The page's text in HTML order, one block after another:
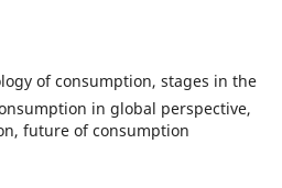
of consumption, stages in the
in global perspective,
future of consumption